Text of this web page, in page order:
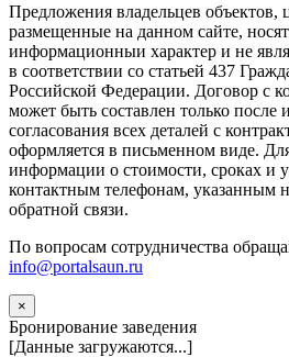
Предложения владельцев объектов,
размещенные на данном сайте,
информационныи характер и не
в соответствии со статьей 437
Российской Федерации. Договор с
может быть составлен только после
согласования всех деталей с
оформляется в письменном виде.
информации о стоимости, сроках и
контактным телефонам, указанным
обратной связи.
По вопросам сотрудничества
info@portalsaun.ru
×
Бронирование заведения
[Данные загружаются...]